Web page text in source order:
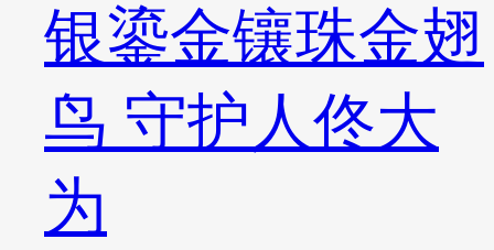
银鎏金镶珠金翅
鸟 守护人佟大
为